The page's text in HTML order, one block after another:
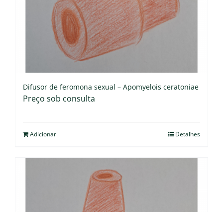
Difusor de feromona sexual – Apomyelois ceratoniae
Preço sob consulta
Adicionar Detalhes